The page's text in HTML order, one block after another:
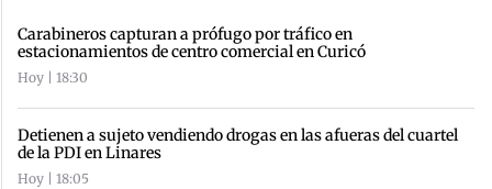
Carabineros capturan a prófugo por tráfico en
estacionamientos de centro comercial en Curicó
Hoy | 18:30
Detienen a sujeto vendiendo drogas en las afueras del cuartel
de la PDI en Linares
Hoy | 18:05